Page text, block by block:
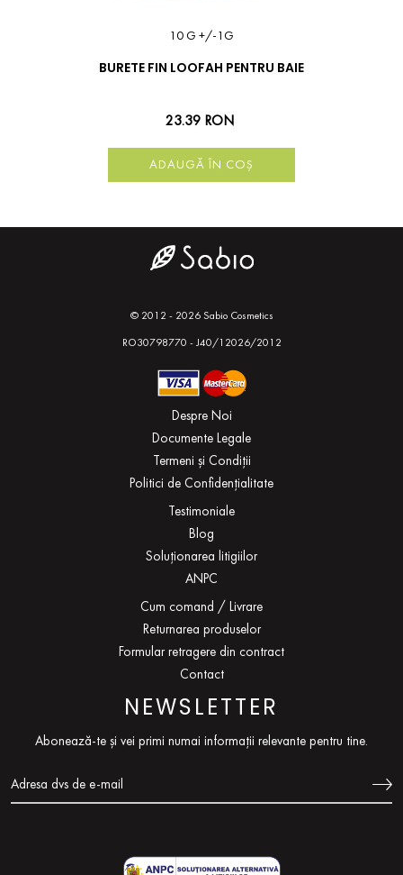
10 G +/-1G
BURETE FIN LOOFAH PENTRU BAIE
23.39 RON
ADAUGĂ ÎN COȘ
© 2012 - 2026 Sabio Cosmetics
RO30798770 - J40/12026/2012
Despre Noi
Documente Legale
Termeni și Condiții
Politici de Confidențialitate
Testimoniale
Blog
Soluționarea litigiilor
ANPC
Cum comand / Livrare
Returnarea produselor
Formular retragere din contract
Contact
NEWSLETTER
Abonează-te și vei primi numai informații relevante pentru tine.